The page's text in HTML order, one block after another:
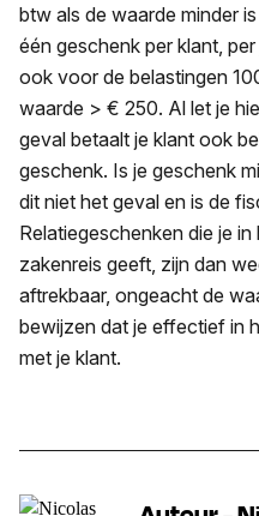
btw als de waarde minder
één geschenk per klant,
ook voor de belastingen
waarde > € 250. Al let je
geval betaalt je klant ook
geschenk. Is je geschenk
dit niet het geval en is de
Relatiegeschenken die je
zakenreis geeft, zijn dan
aftrekbaar, ongeacht de
bewijzen dat je effectief in
met je klant.